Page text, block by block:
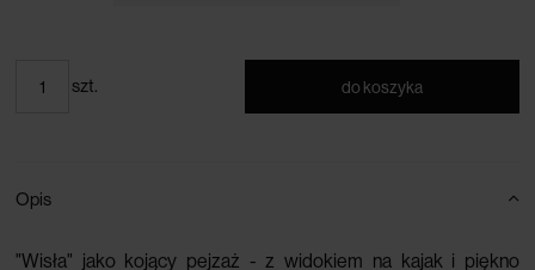
szt. do koszyka
Opis
"Wisła" jako kojący pejzaż - z widokiem na kajak i piękno